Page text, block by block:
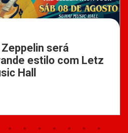
será
estilo com Letz
Hall